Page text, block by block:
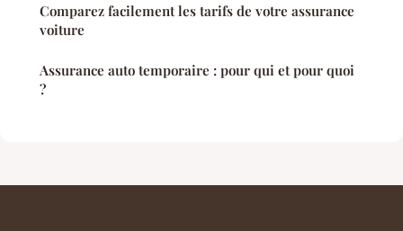
Comparez facilement les tarifs de votre assurance
voiture
Assurance auto temporaire : pour qui et pour quoi
?